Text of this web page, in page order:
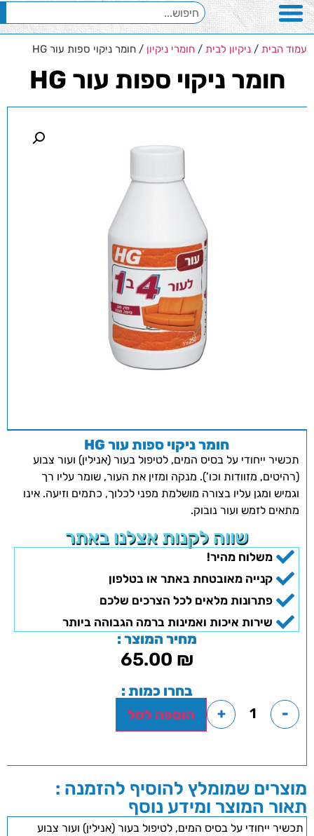
עמוד הבית / ניקיון לבית / חומרי ניקיון / חומר ניקוי ספות עור HG
חומר ניקוי ספות עור HG
חומר ניקוי ספות עור HG
תכשיר ייחודי על בסיס המים, לטיפול בעור (אנילין) ועור צבוע
(רהיטים, מזוודות וכו’). מנקה ומזין את העור, שומר עליו רך
וגמיש ומגן עליו בצורה מושלמת מפני לכלוך, כתמים וזיעה. אינו
מתאים לזמש ועור נובוק.
שווה לקנות אצלנו באתר
משלוח מהיר!
קנייה מאובטחת באתר או בטלפון
פתרונות מלאים לכל הצרכים שלכם
שירות איכות ואמינות ברמה הגבוהה ביותר
מחיר המוצר :
65.00 ₪
בחרו כמות :
-
+ הוספה לסל
מוצרים שמומלץ להוסיף להזמנה :
תאור המוצר ומידע נוסף
תכשיר ייחודי על בסיס המים, לטיפול בעור (אנילין) ועור צבוע